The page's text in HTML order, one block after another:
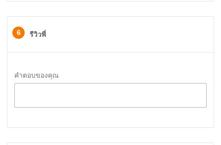
6 รีวิวพี่
คำตอบของคุณ